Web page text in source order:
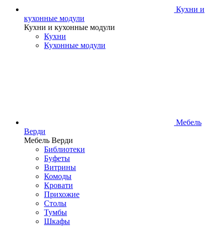
Кухни и
кухонные модули
Кухни и кухонные модули
Кухни
Кухонные модули
Мебель
Верди
Мебель Верди
Библиотеки
Буфеты
Витрины
Комоды
Кровати
Прихожие
Столы
Тумбы
Шкафы